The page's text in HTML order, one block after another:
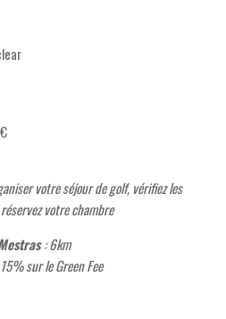
votre séjour de golf, vérifiez les
votre chambre
: 6km
sur le Green Fee